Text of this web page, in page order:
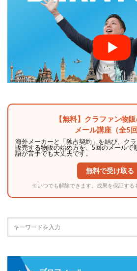
【無料】クラファン物
メール講座（全5回
海外メーカーと「独占契約」を結び、ク
販売する物販の始め方を、5回のメールで
語が苦手でも大丈夫です。
無料で受け取る
※いつでも解除できます。成果を保証する